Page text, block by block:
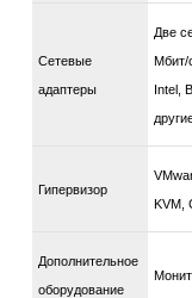
Сетевые
адаптеры
Две
Мбит/
Intel,
Гипервизор
KVM,
Дополнительное
оборудование